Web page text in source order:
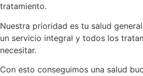
tratamiento.
Nuestra prioridad es tu salud
un servicio integral y todos los
necesitar.
Con esto conseguimos una salud